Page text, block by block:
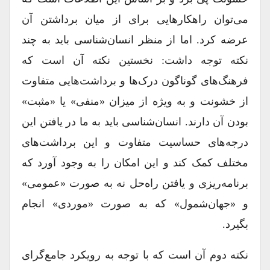
مى‏‌توان راهکارهایى براى از میان برداشتن آن
عرضه کرد. اما از منظر انسان‏‌شناسى باید به چند
نکته توجه داشت: نخستین نکته آن است که
فرهنگ‏‌هاى گوناگون درک‏‌ها و برداشت‏‌هایى متفاوت
از خشونت و به‏ ویژه از میزان «منفى» یا «مثبت»
بودن آن دارند. انسان‏‌شناسى باید به ما در یافتن این
درجه‏‌هاى حساسیت متفاوت و این برداشت‏‌هاى
مختلف کمک کند و این امکان را به‏ وجود آورد که
برنامه‏‌ریزى و یافتن راه‏‌حل نه به‏ صورت «عمومى»
و «جهان‌شمول» که به‏ صورت «موردى» انجام
بگیرد.
نکته دوم آن است که با توجه به رویکرد جامع‏‌گراى